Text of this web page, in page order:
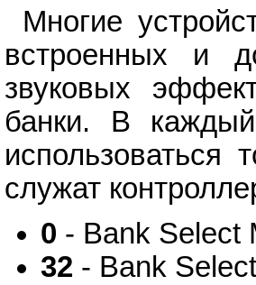
Многие
встроенных и
звуковых
банки. В
использоваться
служат
0 - Bank Select
32 - Bank